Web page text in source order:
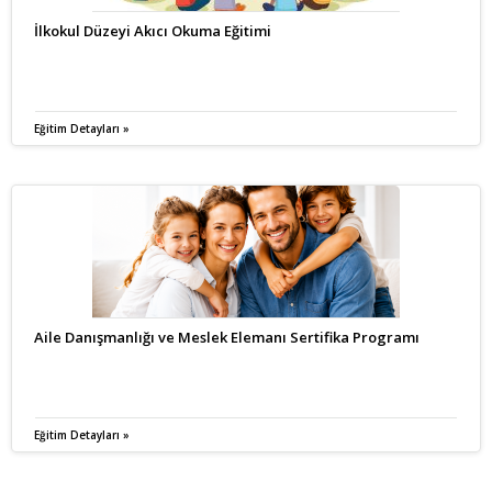
İlkokul Düzeyi Akıcı Okuma Eğitimi
Eğitim Detayları »
Aile Danışmanlığı ve Meslek Elemanı Sertifika Programı
Eğitim Detayları »